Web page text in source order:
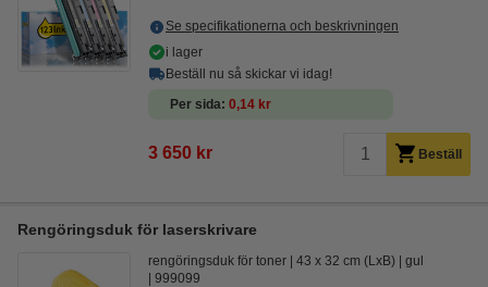
Se specifikationerna och beskrivningen
i lager
Beställ nu så skickar vi idag!
Per sida 0,14 kr
3 650 kr Beställ
Rengöringsduk för laserskrivare
rengöringsduk för toner 43 x 32 cm (LxB)
gul
999099